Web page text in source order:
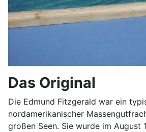
Das Original
Die Edmund Fitzgerald war ein
nordamerikanischer
großen Seen. Sie wurde im August